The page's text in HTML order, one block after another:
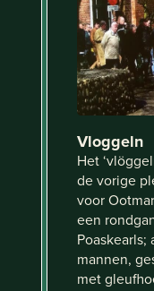
Vloggeln
Het
de vorige
voor
een
mannen,
met